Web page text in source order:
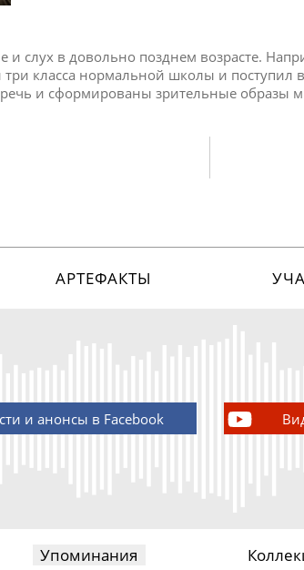
и слух в довольно позднем возрасте.
три класса нормальной школы и поступил
и сформированы зрительные образы
АРТЕФАКТЫ
и анонсы в Facebook
Упоминания